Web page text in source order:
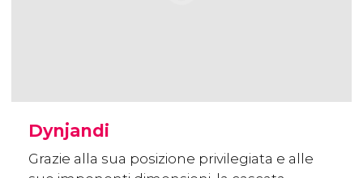
Dynjandi
Grazie alla sua posizione privilegiata e alle